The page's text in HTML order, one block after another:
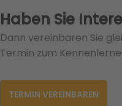
Haben Sie
Dann vereinbaren Sie
Termin zum
TERMIN VEREINBAREN